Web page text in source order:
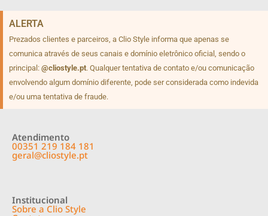
ALERTA
Prezados clientes e parceiros, a Clio Style informa que apenas se
comunica através de seus canais e domínio eletrônico oficial, sendo o
principal: @cliostyle.pt. Qualquer tentativa de contato e/ou comunicação
envolvendo algum domínio diferente, pode ser considerada como indevida
e/ou uma tentativa de fraude.
Atendimento
00351 219 184 181
geral@cliostyle.pt
Institucional
Sobre a Clio Style